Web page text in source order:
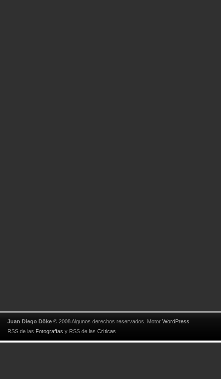
Juan Diego Döke © 2008 Algunos derechos reservados. Motor WordPress
RSS de las Fotografías y RSS de las Críticas